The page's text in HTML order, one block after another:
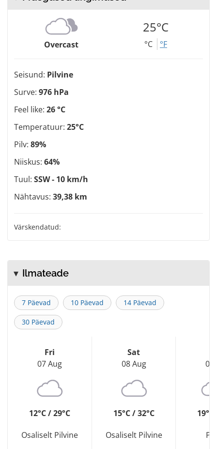
Overcast
25°C
°C °F
Seisund: Pilvine
Surve: 976 hPa
Feel like: 26 °C
Temperatuur: 25°C
Pilv: 89%
Niiskus: 64%
Tuul: SSW - 10 km/h
Nähtavus: 39,38 km
Värskendatud:
Ilmateade
7 Päevad 10 Päevad 14 Päevad
30 Päevad
Fri
07 Aug
12°C / 29°C
Osaliselt Pilvine
Sat
08 Aug
15°C / 32°C
Osaliselt Pilvine
09
19°C